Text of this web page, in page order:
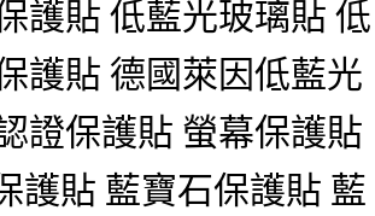
護貼 低藍光玻璃貼 低
護貼 德國萊因低藍光
證保護貼 螢幕保護貼
護貼 藍寶石保護貼 藍